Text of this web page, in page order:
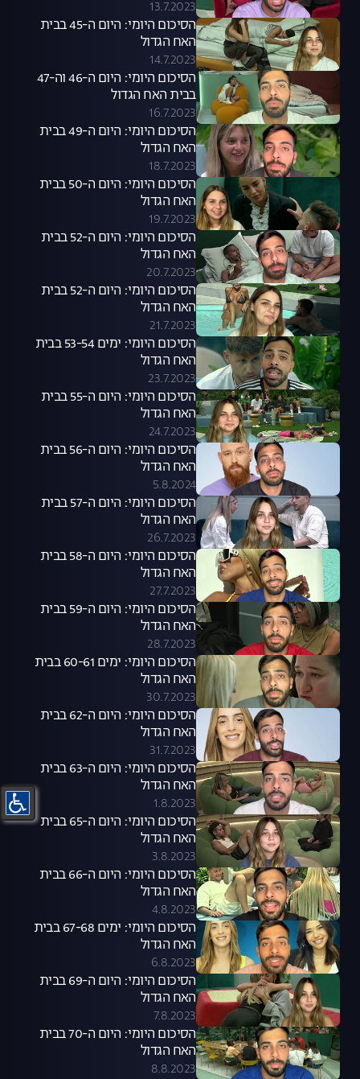
13.7.2023
הסיכום היומי: היום ה-45 בבית
האח הגדול
14.7.2023
הסיכום היומי: היום ה-46 וה-47
בבית האח הגדול
16.7.2023
הסיכום היומי: היום ה-49 בבית
האח הגדול
18.7.2023
הסיכום היומי: היום ה-50 בבית
האח הגדול
19.7.2023
הסיכום היומי: היום ה-52 בבית
האח הגדול
20.7.2023
הסיכום היומי: היום ה-52 בבית
האח הגדול
21.7.2023
הסיכום היומי: ימים 53-54 בבית
האח הגדול
23.7.2023
הסיכום היומי: היום ה-55 בבית
האח הגדול
24.7.2023
הסיכום היומי: היום ה-56 בבית
האח הגדול
5.8.2024
הסיכום היומי: היום ה-57 בבית
האח הגדול
26.7.2023
הסיכום היומי: היום ה-58 בבית
האח הגדול
27.7.2023
הסיכום היומי: היום ה-59 בבית
האח הגדול
28.7.2023
הסיכום היומי: ימים 60-61 בבית
האח הגדול
30.7.2023
הסיכום היומי: היום ה-62 בבית
האח הגדול
31.7.2023
הסיכום היומי: היום ה-63 בבית
האח הגדול
1.8.2023
הסיכום היומי: היום ה-65 בבית
האח הגדול
3.8.2023
הסיכום היומי: היום ה-66 בבית
האח הגדול
4.8.2023
הסיכום היומי: ימים 67-68 בבית
האח הגדול
6.8.2023
הסיכום היומי: היום ה-69 בבית
האח הגדול
7.8.2023
הסיכום היומי: היום ה-70 בבית
האח הגדול
8.8.2023